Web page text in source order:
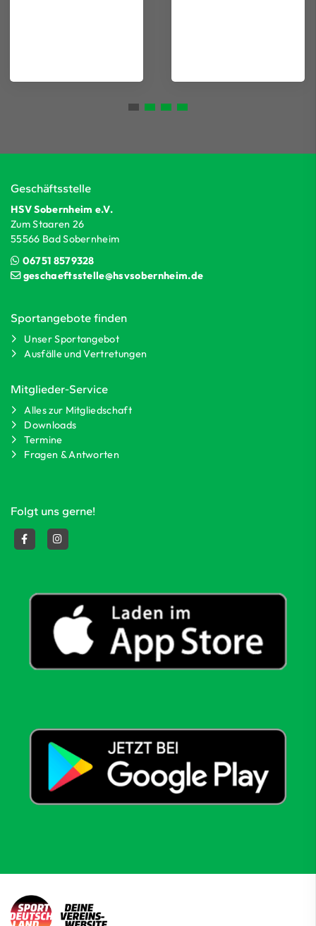
Geschäftsstelle
HSV Sobernheim e.V.
Zum Staaren 26
55566 Bad Sobernheim
06751 8579328
geschaeftsstelle@hsvsobernheim.de
Sportangebote finden
Unser Sportangebot
Ausfälle und Vertretungen
Mitglieder-Service
Alles zur Mitgliedschaft
Downloads
Termine
Fragen & Antworten
Folgt uns gerne!